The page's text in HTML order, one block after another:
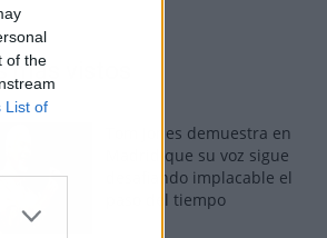
of the
List of
más vistos
Tom Jones demuestra en
Madrid que su voz sigue
desafiando implacable el
paso del tiempo